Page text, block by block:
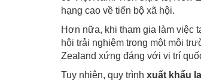
hạng cao về tiến bộ xã hội.
Hơn nữa, khi tham gia làm việc
hội trải nghiệm trong một môi
Zealand xứng đáng với vị trí
Tuy nhiên, quy trình xuất khẩu